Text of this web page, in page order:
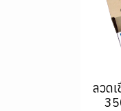
ลวด